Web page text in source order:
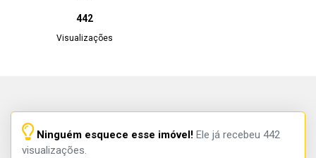
442
Visualizações
Ninguém esquece esse imóvel! Ele já recebeu 442
visualizações.